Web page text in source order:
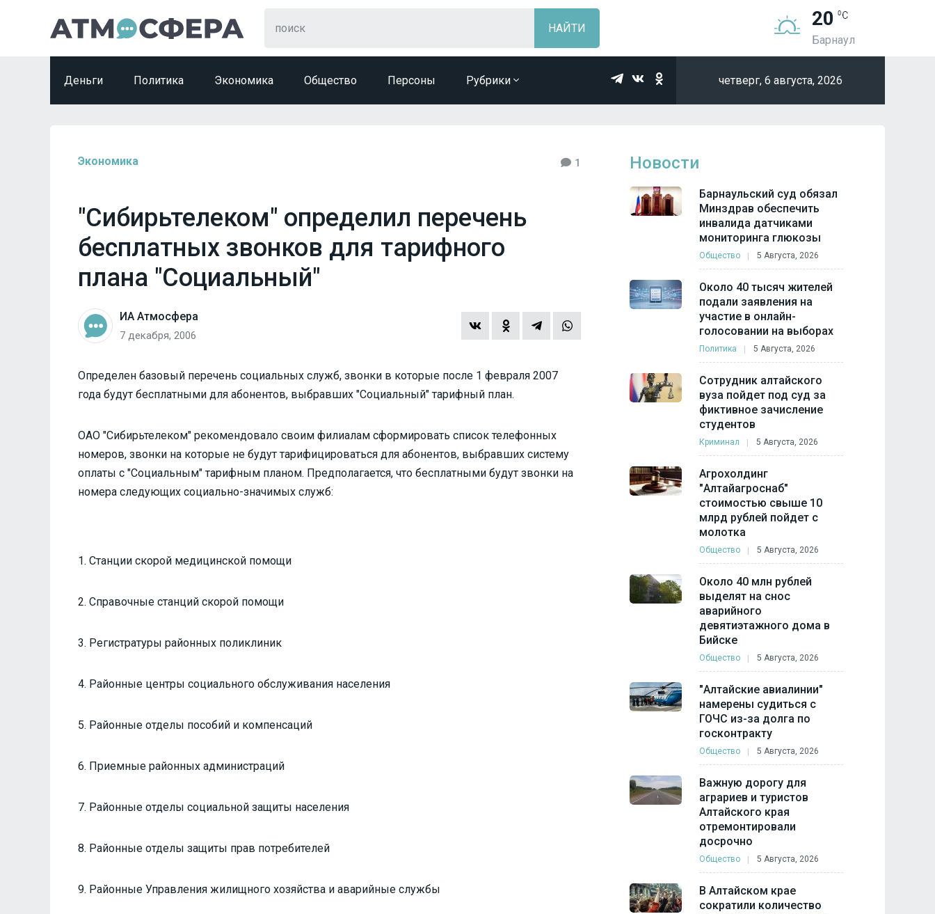
20
Барнаул
Деньги Политика Экономика Общество Персоны Рубрики четверг, 6 августа, 2026
Экономика 1
"Сибирьтелеком" определил перечень
бесплатных звонков для тарифного
плана "Социальный"
ИА Атмосфера
7 декабря, 2006
Определен базовый перечень социальных служб, звонки в которые после 1 февраля 2007
года будут бесплатными для абонентов, выбравших "Социальный" тарифный план.
ОАО "Сибирьтелеком" рекомендовало своим филиалам сформировать список телефонных
номеров, звонки на которые не будут тарифицироваться для абонентов, выбравших систему
оплаты с "Социальным" тарифным планом. Предполагается, что бесплатными будут звонки на
номера следующих социально-значимых служб:
1. Станции скорой медицинской помощи
2. Справочные станций скорой помощи
3. Регистратуры районных поликлиник
4. Районные центры социального обслуживания населения
5. Районные отделы пособий и компенсаций
6. Приемные районных администраций
7. Районные отделы социальной защиты населения
8. Районные отделы защиты прав потребителей
9. Районные Управления жилищного хозяйства и аварийные службы
Новости
Барнаульский суд обязал
Минздрав обеспечить
инвалида датчиками
мониторинга глюкозы
Общество 5 Августа, 2026
Около 40 тысяч жителей
подали заявления на
участие в онлайн-
голосовании на выборах
Политика 5 Августа, 2026
Сотрудник алтайского
вуза пойдет под суд за
фиктивное зачисление
студентов
Криминал 5 Августа, 2026
Агрохолдинг
"Алтайагроснаб"
стоимостью свыше 10
млрд рублей пойдет с
молотка
Общество 5 Августа, 2026
Около 40 млн рублей
выделят на снос
аварийного
девятиэтажного дома в
Бийске
Общество 5 Августа, 2026
"Алтайские авиалинии"
намерены судиться с
ГОЧС из-за долга по
госконтракту
Общество 5 Августа, 2026
Важную дорогу для
аграриев и туристов
Алтайского края
отремонтировали
досрочно
Общество 5 Августа, 2026
В Алтайском крае
сократили количество